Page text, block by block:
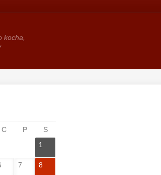
kocha,
C P
S
1
7 8